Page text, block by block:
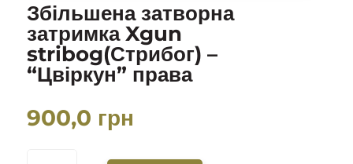
Збільшена затворна
затримка Xgun
stribog(Стрибог) –
“Цвіркун” права
900,0 грн